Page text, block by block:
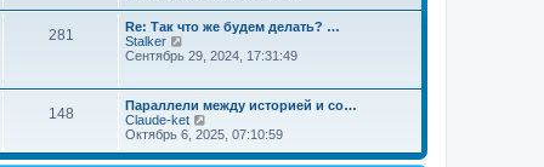
й
т
и
п
о
л
е
281
Re: Так что же будем делать? …
Stalker
е
т
и
к
п
Сентябрь 29, 2024, 17:31:49
148
Параллели между историей и со…
Claude-ket
е
е
Октябрь 6, 2025, 07:10:59